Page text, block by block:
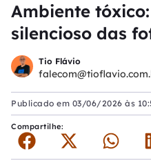
Ambiente
silencioso das
Tio Flávio
Publicado em 03/06/2026 às
Compartilhe: